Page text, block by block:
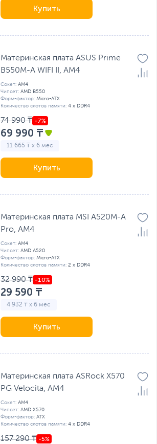
Купить
Материнская плата ASUS Prime
B550M-A WIFI II, AM4
Сокет: AM4
Чипсет: AMD B550
Форм-фактор: Micro-ATX
Количество слотов памяти: 4 x DDR4
74 990 ₸
69 990 ₸
11 665 ₸ x 6 мес
Купить
Материнская плата MSI A520M-A
Pro, AM4
Сокет: AM4
Чипсет: AMD A520
Форм-фактор: Micro-ATX
Количество слотов памяти: 2 x DDR4
32 990 ₸
29 590 ₸
4 932 ₸ x 6 мес
Купить
Материнская плата ASRock X570
PG Velocita, AM4
Сокет: AM4
Чипсет: AMD X570
Форм-фактор: ATX
Количество слотов памяти: 4 x DDR4
157 290 ₸